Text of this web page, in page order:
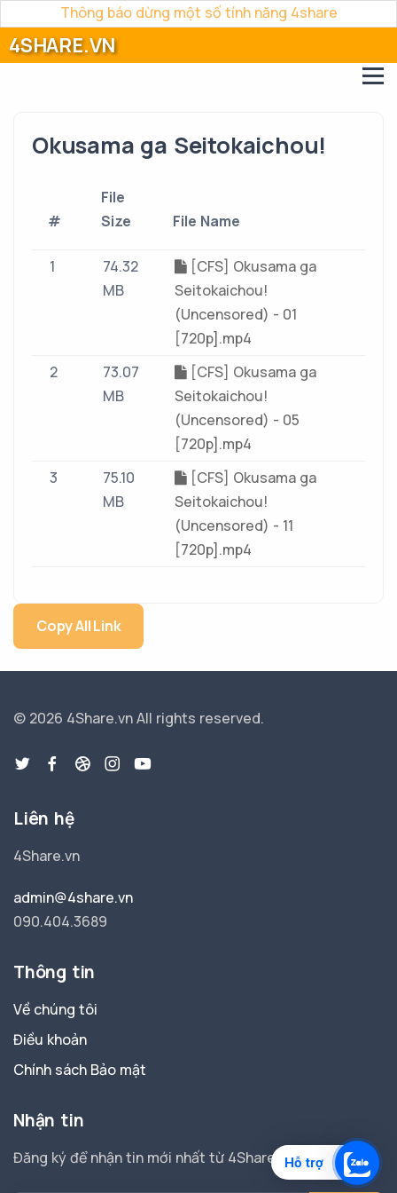
Thông báo dừng một số tính năng 4share
4SHARE.VN
Okusama ga Seitokaichou!
#
File
Size
File Name
1
74.32
MB
[CFS] Okusama ga
Seitokaichou!
(Uncensored) - 01
[720p].mp4
2
73.07
MB
[CFS] Okusama ga
Seitokaichou!
(Uncensored) - 05
[720p].mp4
3
75.10
MB
[CFS] Okusama ga
Seitokaichou!
(Uncensored) - 11
[720p].mp4
Copy All Link
© 2026 4Share.vnAll rights reserved.
Liên hệ
4Share.vn
admin@4share.vn
090.404.3689
Thông tin
Về chúng tôi
Điều khoản
Chính sách Bảo mật
Nhận tin
Đăng ký để nhận tin mới nhất từ 4Share. Hỗ trợ